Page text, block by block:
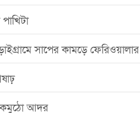
পাখিটা
সাপের কামড়ে
আদর